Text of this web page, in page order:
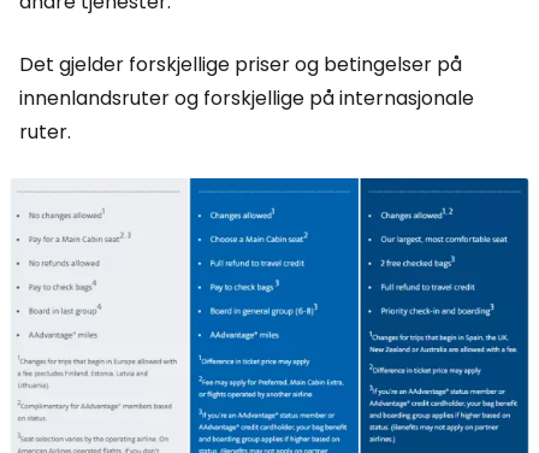
Det gjelder forskjellige priser og betingelser på
innenlandsruter og forskjellige på internasjonale
ruter.